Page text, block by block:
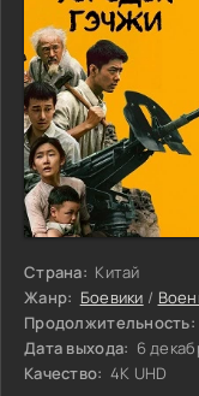
Страна: Китай
Жанр: Боевики /
Продолжительность:
Дата выхода: 6
Качество: 4K UHD